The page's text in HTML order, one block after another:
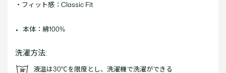
・フィット感：Classic Fit
本体：綿100%
洗濯方法:
液温は30℃を限度とし、洗濯機で洗濯ができる